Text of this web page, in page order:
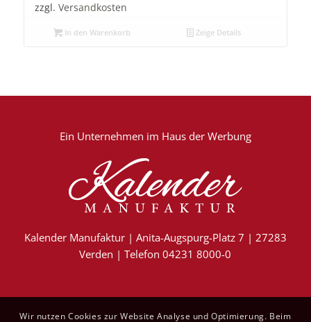
zzgl. Versandkosten
In den Warenkorb Zeige Details
Ein Unternehmen im Haus der Werbung
Kalender Manufaktur | Anita-Augspurg-Platz 7 | 27283
Verden | Telefon 04231 8000-0
Wir nutzen Cookies zur Website Analyse und Optimierung. Beim